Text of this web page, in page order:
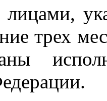
лицами,
трех